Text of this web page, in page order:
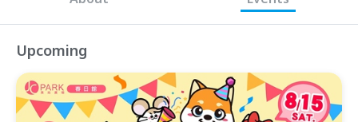
Upcoming